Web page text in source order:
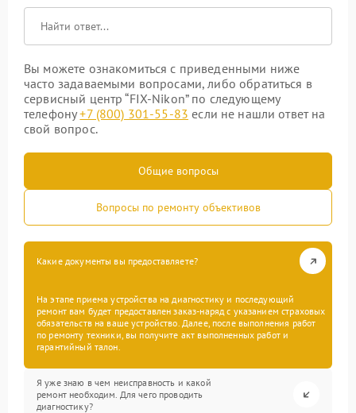
Вы можете ознакомиться с приведенными ниже
часто задаваемыми вопросами, либо обратиться в
сервисный центр “FIX-Nikon” по следующему
телефону+7 (800) 301-55-83 если не нашли ответ на
свой вопрос.
Общие вопросы
Вопросы по ремонту объективов
Какие документы вы предоставляете?
На этапе приема устройства на диагностику и последующий
ремонт вам будет предоставлен заказ-наряд с указанием страховых
обязательств на ваше устройство. Далее, после выполнения работ
по ремонту техники, вы получите акт выполненных работ и
гарантийный талон.
Я уже знаю в чем неисправность и какой
ремонт необходим. Для чего проводить
диагностику?